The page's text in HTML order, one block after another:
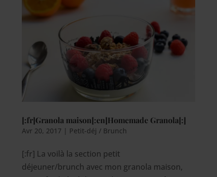
[:fr]Granola maison[:en]Homemade Granola[:]
Avr 20, 2017 | Petit-déj / Brunch
[:fr] La voilà la section petit
déjeuner/brunch avec mon granola maison,